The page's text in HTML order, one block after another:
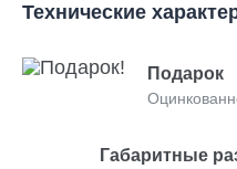
Технические
Подарок
Габаритные